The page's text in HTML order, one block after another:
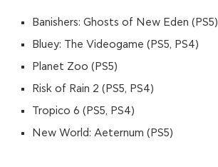
Banishers: Ghosts of New Eden (PS5)
Bluey: The Videogame (PS5, PS4)
Planet Zoo (PS5)
Risk of Rain 2 (PS5, PS4)
Tropico 6 (PS5, PS4)
New World: Aeternum (PS5)